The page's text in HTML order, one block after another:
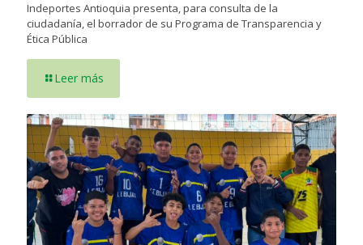
Indeportes Antioquia presenta, para consulta de la
ciudadanía, el borrador de su Programa de Transparencia y
Ética Pública
Leer más